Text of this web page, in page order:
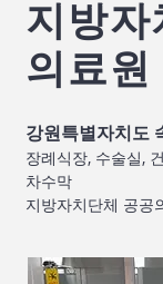
지방자
​의료원
강원특별자치도
장례식장, 수술실,
차수막
지방자치단체 공공